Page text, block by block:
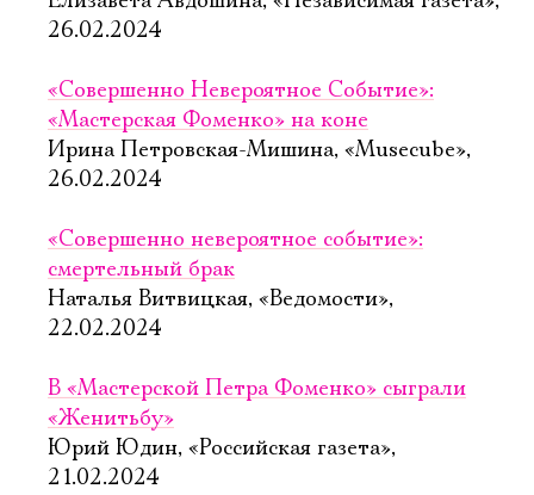
26.02.2024
«Совершенно Невероятное Событие»:
«Мастерская Фоменко» на коне
Ирина Петровская-Мишина, «Musecube»,
26.02.2024
«Совершенно невероятное событие»:
смертельный брак
Наталья Витвицкая, «Ведомости»,
22.02.2024
В «Мастерской Петра Фоменко» сыграли
«Женитьбу»
Юрий Юдин, «Российская газета»,
21.02.2024